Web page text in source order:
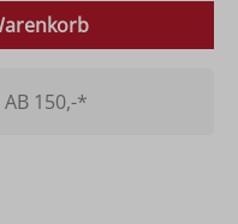
Wert
AB 150,-*